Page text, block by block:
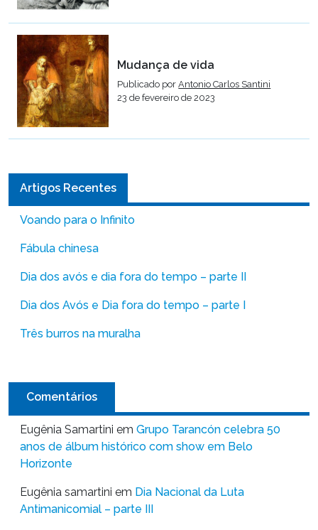
Mudança de vida
Publicado porAntonio Carlos Santini
23 de fevereiro de 2023
Artigos Recentes
Voando para o Infinito
Fábula chinesa
Dia dos avós e dia fora do tempo – parte II
Dia dos Avós e Dia fora do tempo – parte I
Três burros na muralha
Comentários
Eugênia Samartini em Grupo Tarancón celebra 50
anos de álbum histórico com show em Belo
Horizonte
Eugênia samartini em Dia Nacional da Luta
Antimanicomial – parte III